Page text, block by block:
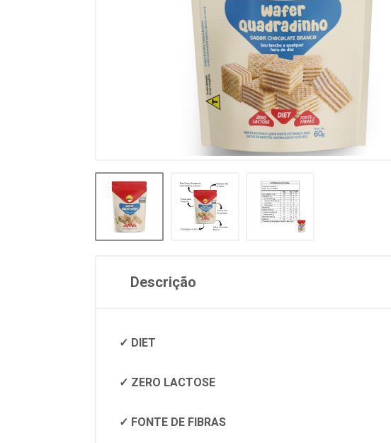
Descrição
✓ DIET
✓ ZERO LACTOSE
✓ FONTE DE FIBRAS